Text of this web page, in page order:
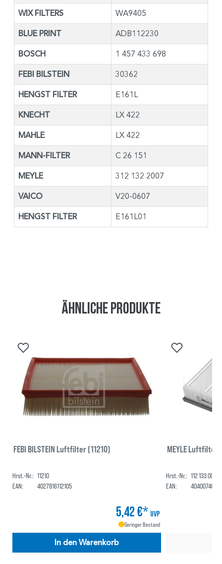
WIX FILTERS WA9405
BLUE PRINT ADB112230
BOSCH 1 457 433 698
FEBI BILSTEIN 30362
HENGST FILTER E161L
KNECHT LX 422
MAHLE LX 422
MANN-FILTER C 26 151
MEYLE 312 132 2007
VAICO V20-0607
HENGST FILTER E161L01
Ähnliche Produkte
FEBI BILSTEIN Luftfilter (11210)
Hrst.-Nr.: 11210
EAN:
4027816112105
5,42 €* UVP
Geringer Bestand
In den Warenkorb
MEYLE Luftfilter
Hrst.-Nr.: 112 133 0001
EAN: